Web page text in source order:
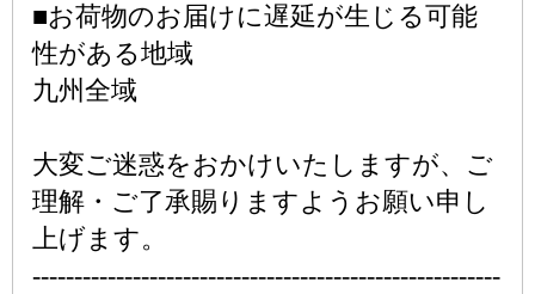
■お荷物のお届けに遅延が生じる可能
性がある地域
九州全域
大変ご迷惑をおかけいたしますが、ご
理解・ご了承賜りますようお願い申し
上げます。
--------------------------------------------------------